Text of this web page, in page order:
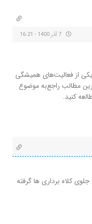
از فعالیت‌های همیشگی
مطالب راجع‌به موضوع
کنید.
کلاه برداری ها گرفته